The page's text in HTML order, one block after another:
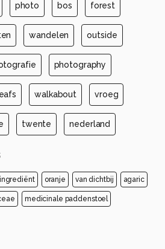
photo bos forest
wandelen outside
photography
walkabout vroeg
twente nederland
ingrediënt oranje van dichtbij agaric
medicinale paddenstoel